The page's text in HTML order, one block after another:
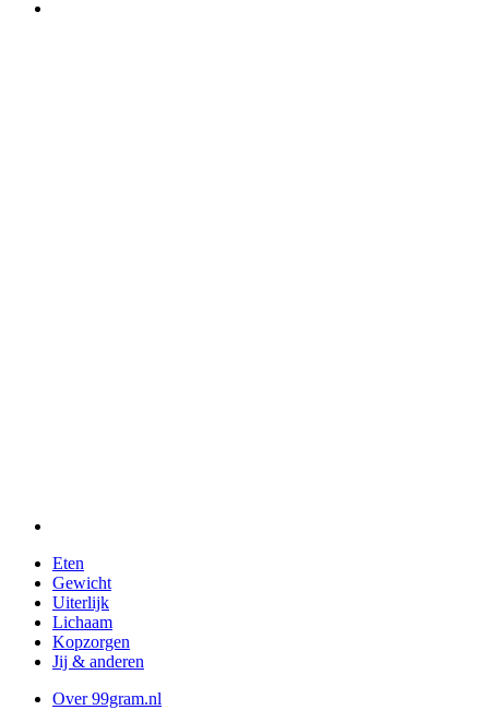
Eten
Gewicht
Uiterlijk
Lichaam
Kopzorgen
Jij & anderen
Over 99gram.nl